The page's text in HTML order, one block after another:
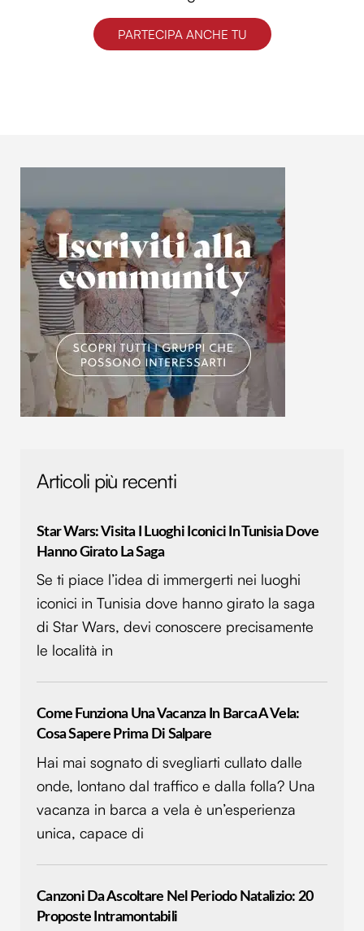
PARTECIPA ANCHE TU
Articoli più recenti
Star Wars: Visita I Luoghi Iconici In Tunisia Dove
Hanno Girato La Saga
Se ti piace l’idea di immergerti nei luoghi
iconici in Tunisia dove hanno girato la saga
di Star Wars, devi conoscere precisamente
le località in
Come Funziona Una Vacanza In Barca A Vela:
Cosa Sapere Prima Di Salpare
Hai mai sognato di svegliarti cullato dalle
onde, lontano dal traffico e dalla folla? Una
vacanza in barca a vela è un’esperienza
unica, capace di
Canzoni Da Ascoltare Nel Periodo Natalizio: 20
Proposte Intramontabili